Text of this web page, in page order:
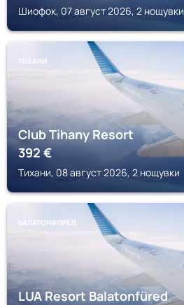
Шиофок, 07 август 2026, 2 нощувки
ТИХАНИ
Club Tihany Resort
392€
Тихани, 08 август 2026, 2 нощувки
БАЛАТОНФЮРЕД
LUA Resort Balatonfüred